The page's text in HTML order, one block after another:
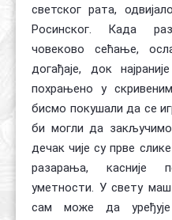
светског рата,
Росинског. Када
човеково сећање,
догађаје, док
похрањено у
бисмо покушали да се
би могли да
дечак чије су прве
разарања, касније
уметности. У свету
сам може да